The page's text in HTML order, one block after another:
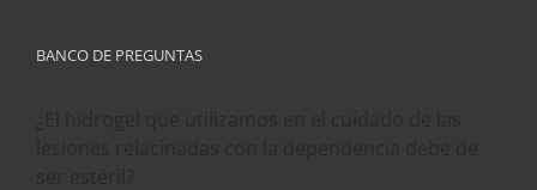
BANCO DE PREGUNTAS